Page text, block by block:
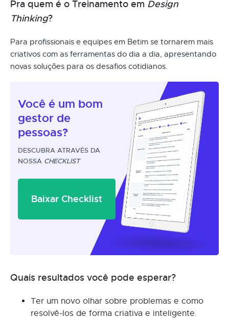
Pra quem é o Treinamento em Design
Thinking?
Para profissionais e equipes em Betim se tornarem mais
criativos com as ferramentas do dia a dia, apresentando
novas soluções para os desafios cotidianos.
Você é um bom
gestor de
pessoas?
DESCUBRA ATRAVÉS DA
NOSSA CHECKLIST
Baixar Checklist
Quais resultados você pode esperar?
Ter um novo olhar sobre problemas e como
resolvê-los de forma criativa e inteligente.